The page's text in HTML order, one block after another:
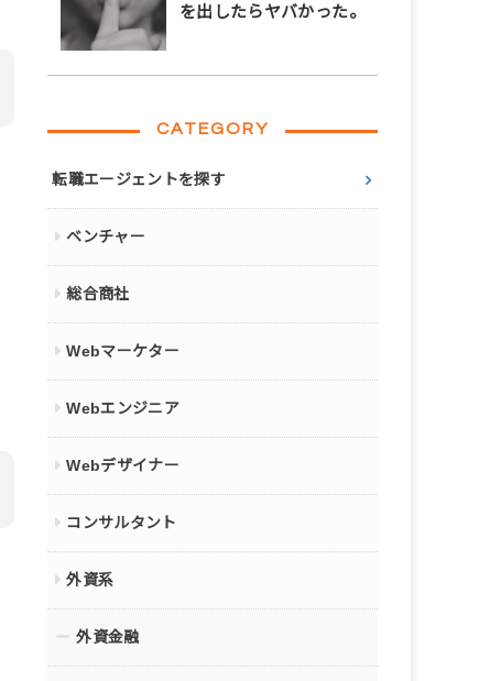
を出したらヤバかった。
CATEGORY
転職エージェントを探す
ベンチャー
総合商社
Webマーケター
Webエンジニア
Webデザイナー
コンサルタント
外資系
外資金融